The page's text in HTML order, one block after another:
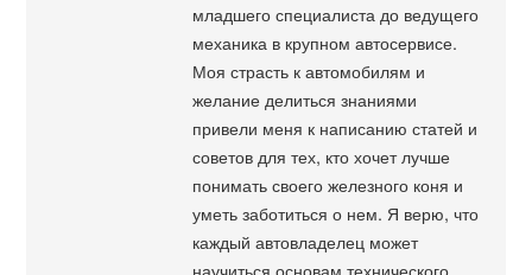
младшего специалиста до ведущего
механика в крупном автосервисе.
Моя страсть к автомобилям и
желание делиться знаниями
привели меня к написанию статей и
советов для тех, кто хочет лучше
понимать своего железного коня и
уметь заботиться о нем. Я верю, что
каждый автовладелец может